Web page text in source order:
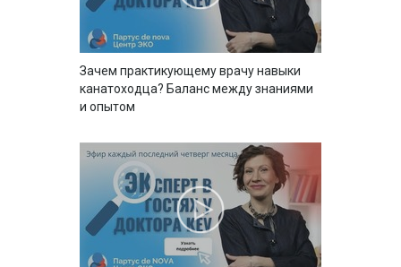
Зачем практикующему врачу навыки
канатоходца? Баланс между знаниями
и опытом